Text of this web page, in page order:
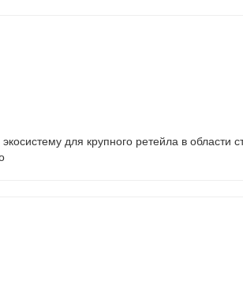
для крупного ретейла в области